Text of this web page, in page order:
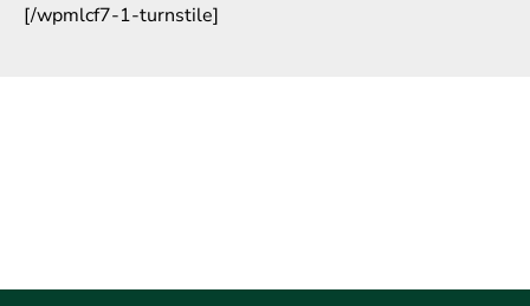
[/wpmlcf7-1-turnstile]